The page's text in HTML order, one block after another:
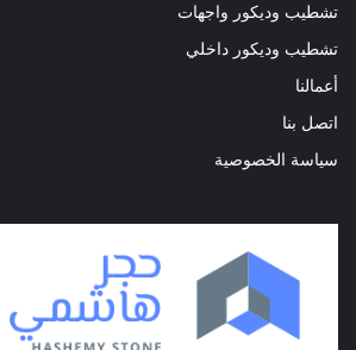
تشطيب وديكور واجهات
تشطيب وديكور داخلي
أعمالنا
اتصل بنا
سياسة الخصوصية